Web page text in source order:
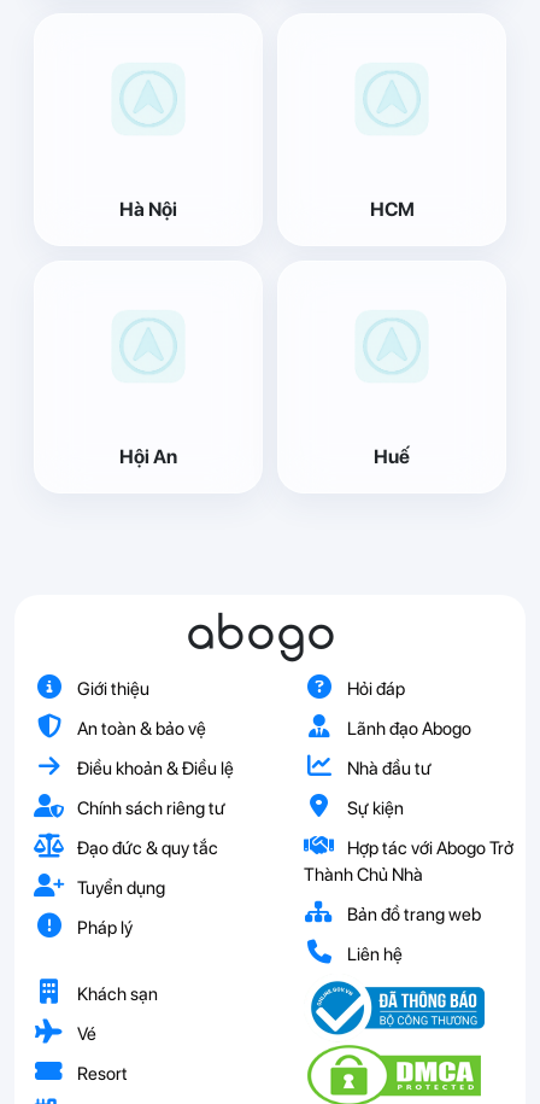
Hà Nội HCM
Hội An Huế
abogo
Giới thiệu
An toàn & bảo vệ
Điều khoản & Điều lệ
Chính sách riêng tư
Đạo đức & quy tắc
Tuyển dụng
Pháp lý
Hỏi đáp
Lãnh đạo Abogo
Nhà đầu tư
Sự kiện
Hợp tác với Abogo Trở
Thành Chủ Nhà
Bản đồ trang web
Liên hệ
Khách sạn
Vé
Resort